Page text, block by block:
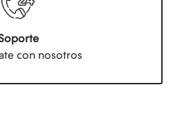
con nosotros